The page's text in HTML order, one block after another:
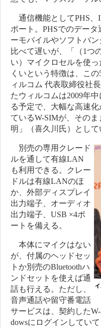
通信機能としてPHS、
ポート。PHSでのデータ
ーモバイルやソフトバ
比べて遅いが、「（1つ
い）マイクロセルを使
くいという特徴は、こ
ィルコム 代表取締役社
たウィルコムは2009年
る予定で、大幅な高速
ているW-SIMが、その
明」（喜久川氏）として
別売の専用クレード
ルを通して有線LAN
も利用できる。クレー
ドルは有線LANのほ
か、外部ディスプレイ
出力端子、オーディオ
出力端子、USB ×4ポ
ートを備える。
本体にマイクはない
が、付属のヘッドセッ
トか別売のBluetoothハ
ンドセットを使えば通
話も行える。ただし、
音声通話や留守番電話
サービスは、契約した
dowsにログインしてい